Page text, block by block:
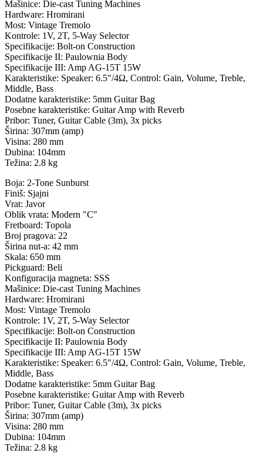
Mašinice: Die-cast Tuning Machines
Hardware: Hromirani
Most: Vintage Tremolo
Kontrole: 1V, 2T, 5-Way Selector
Specifikacije: Bolt-on Construction
Specifikacije II: Paulownia Body
Specifikacije III: Amp AG-15T 15W
Karakteristike: Speaker: 6.5"/4Ω, Control: Gain, Volume, Treble,
Middle, Bass
Dodatne karakteristike: 5mm Guitar Bag
Posebne karakteristike: Guitar Amp with Reverb
Pribor: Tuner, Guitar Cable (3m), 3x picks
Širina: 307mm (amp)
Visina: 280 mm
Dubina: 104mm
Težina: 2.8 kg
Boja: 2-Tone Sunburst
Finiš: Sjajni
Vrat: Javor
Oblik vrata: Modern "C"
Fretboard: Topola
Broj pragova: 22
Širina nut-a: 42 mm
Skala: 650 mm
Pickguard: Beli
Konfiguracija magneta: SSS
Mašinice: Die-cast Tuning Machines
Hardware: Hromirani
Most: Vintage Tremolo
Kontrole: 1V, 2T, 5-Way Selector
Specifikacije: Bolt-on Construction
Specifikacije II: Paulownia Body
Specifikacije III: Amp AG-15T 15W
Karakteristike: Speaker: 6.5"/4Ω, Control: Gain, Volume, Treble,
Middle, Bass
Dodatne karakteristike: 5mm Guitar Bag
Posebne karakteristike: Guitar Amp with Reverb
Pribor: Tuner, Guitar Cable (3m), 3x picks
Širina: 307mm (amp)
Visina: 280 mm
Dubina: 104mm
Težina: 2.8 kg